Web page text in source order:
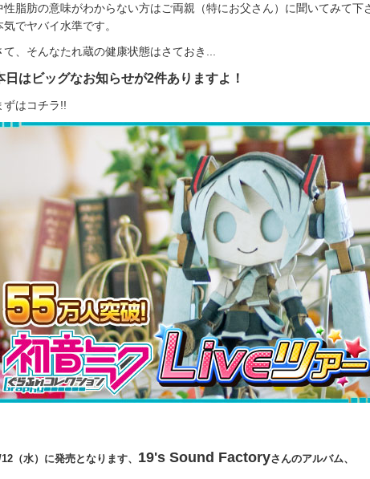
b
o
o
k
性脂肪の意味がわからない方はご両親（特にお父さん）に聞いてみて下
気でヤバイ水準です。
て、そんなたれ蔵の健康状態はさておき...
日はビッグなお知らせが2件ありますよ！
ずはコチラ!!
（水）に発売となります、 19's Sound Factoryさんのアルバム、